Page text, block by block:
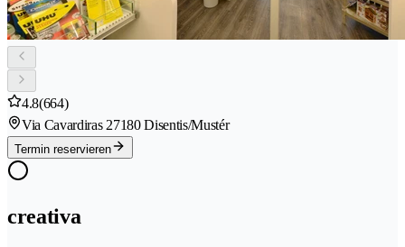
4.8(664)
Via Cavardiras 27180 Disentis/Mustér
Termin reservieren
creativa